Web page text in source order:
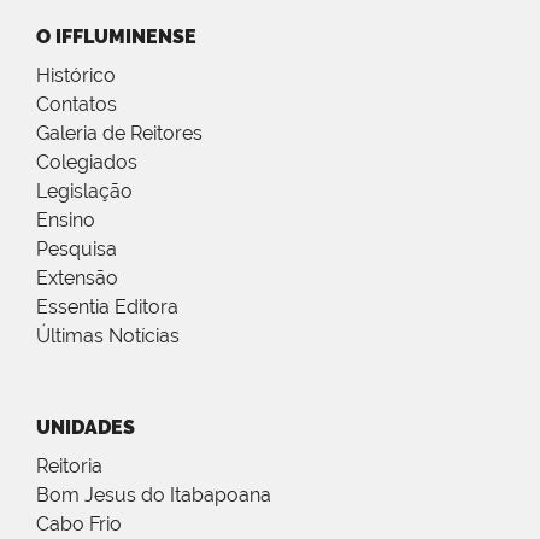
O IFFLUMINENSE
Histórico
Contatos
Galeria de Reitores
Colegiados
Legislação
Ensino
Pesquisa
Extensão
Essentia Editora
Últimas Notícias
UNIDADES
Reitoria
Bom Jesus do Itabapoana
Cabo Frio